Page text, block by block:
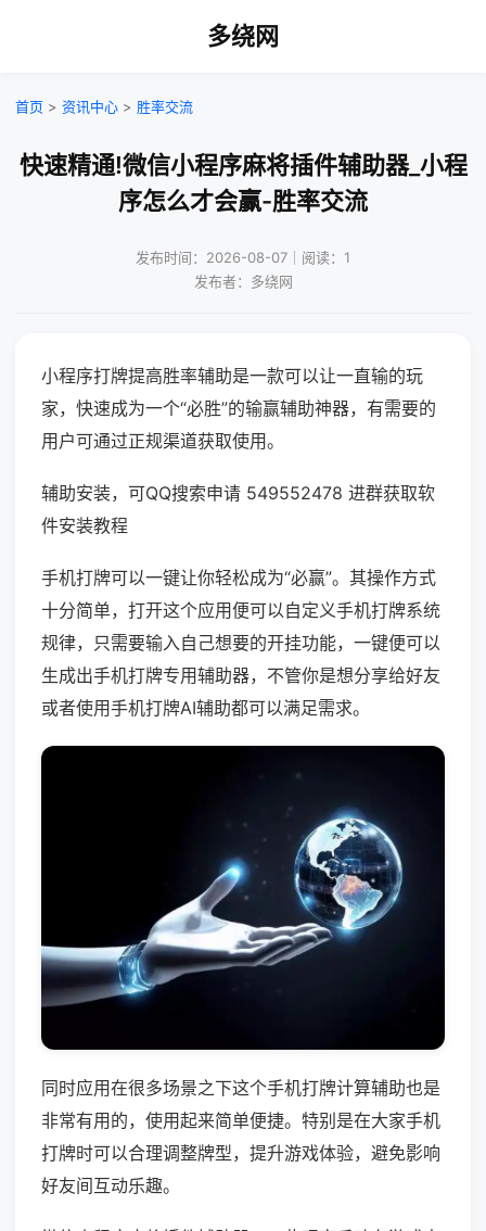
多绕网
首页 > 资讯中心 > 胜率交流
快速精通!微信小程序麻将插件辅助器_小程
序怎么才会赢-胜率交流
发布时间：2026-08-07｜阅读：1
发布者：多绕网
小程序打牌提高胜率辅助是一款可以让一直输的玩
家，快速成为一个“必胜”的输赢辅助神器，有需要的
用户可通过正规渠道获取使用。
辅助安装，可QQ搜索申请 549552478 进群获取软
件安装教程
手机打牌可以一键让你轻松成为“必赢”。其操作方式
十分简单，打开这个应用便可以自定义手机打牌系统
规律，只需要输入自己想要的开挂功能，一键便可以
生成出手机打牌专用辅助器，不管你是想分享给好友
或者使用手机打牌AI辅助都可以满足需求。
同时应用在很多场景之下这个手机打牌计算辅助也是
非常有用的，使用起来简单便捷。特别是在大家手机
打牌时可以合理调整牌型，提升游戏体验，避免影响
好友间互动乐趣。